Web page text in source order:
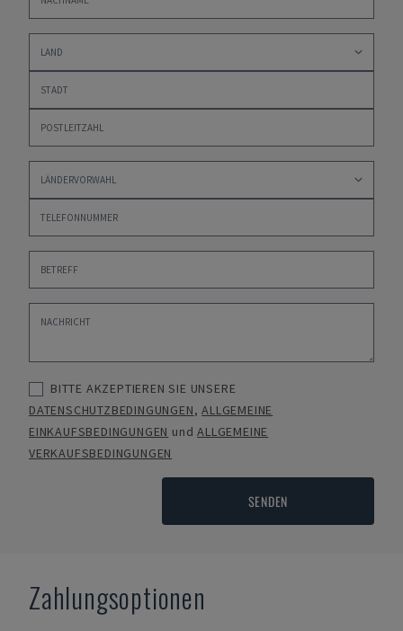
BITTE AKZEPTIEREN SIE UNSERE
DATENSCHUTZBEDINGUNGEN,ALLGEMEINE
EINKAUFSBEDINGUNGEN undALLGEMEINE
VERKAUFSBEDINGUNGEN
SENDEN
Zahlungsoptionen